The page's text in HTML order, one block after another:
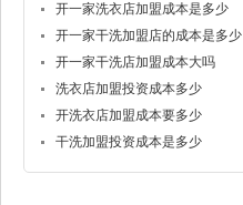
开一家洗衣店加盟成本是多少
开一家干洗加盟店的成本是多少
开一家干洗店加盟成本大吗
洗衣店加盟投资成本多少
开洗衣店加盟成本要多少
干洗加盟投资成本是多少